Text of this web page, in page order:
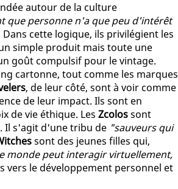
autour de la culture
que personne n'a que peu d'intérêt
Dans cette logique, ils privilégient les
simple produit mais toute une
goût compulsif pour le vintage.
cartonne, tout comme les marques
, de leur côté, sont à voir comme
de leur impact. Ils sont en
de vie éthique. Les Zcolossont
Il s'agit d'une tribu de "sauveurs qui
sont des jeunes filles qui,
monde peut interagir virtuellement,
vers le développement personnel et